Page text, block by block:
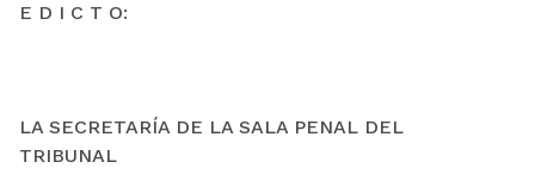
E D I C T O:
LA SECRETARÍA DE LA SALA PENAL DEL
TRIBUNAL